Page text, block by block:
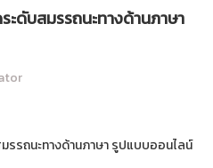
ดับสมรรถนะทางด้านภาษา
รถนะทางด้านภาษา รูปแบบออนไลน์